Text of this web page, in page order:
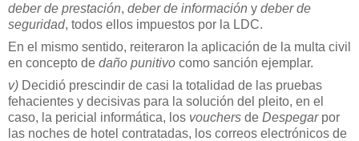
deber de prestación, deber de información y deber de
seguridad, todos ellos impuestos por la LDC.
En el mismo sentido, reiteraron la aplicación de la multa civil
en concepto de daño punitivo como sanción ejemplar.
v) Decidió prescindir de casi la totalidad de las pruebas
fehacientes y decisivas para la solución del pleito, en el
caso, la pericial informática, los vouchers de Despegar por
las noches de hotel contratadas, los correos electrónicos de